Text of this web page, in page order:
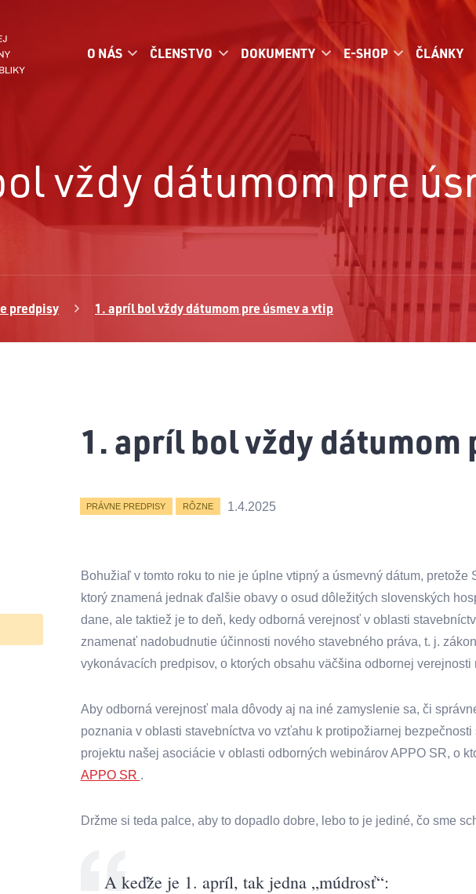
O NÁS ČLENSTVO DOKUMENTY E-SHOP ČLÁNKY
vždy dátumom pre
predpisy 1. apríl bol vždy dátumom pre úsmev a vtip
1. apríl bol vždy dátumom
PRÁVNE PREDPISY RÔZNE 1.4.2025
Bohužiaľ v tomto roku to nie je úplne vtipný a úsmevný dátum,
ktorý znamená jednak ďalšie obavy o osud dôležitých slovenských
dane, ale taktiež je to deň, kedy odborná verejnosť v oblasti
znamenať nadobudnutie účinnosti nového stavebného práva, t. j.
vykonávacích predpisov, o ktorých obsahu väčšina odbornej verejnosti
Aby odborná verejnosť mala dôvody aj na iné zamyslenie sa, či
poznania v oblasti stavebníctva vo vzťahu k protipožiarnej
projektu našej asociácie v oblasti odborných webinárov APPO SR, o
APPO SR .
Držme si teda palce, aby to dopadlo dobre, lebo to je jediné, čo sme
A keďže je 1. apríl, tak jedna „múdrosť“: